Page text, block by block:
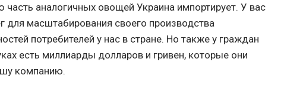
аналогичных овощей Украина импортирует. У вас
для масштабирования своего производства
потребителей у нас в стране. Но также у граждан
есть миллиарды долларов и гривен, которые они
компанию.